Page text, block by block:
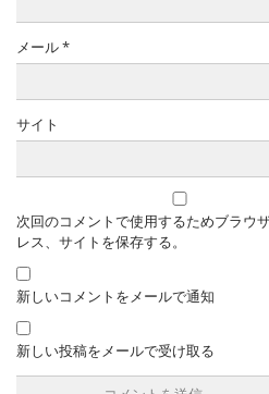
メール*
サイト
次回のコメントで使用するためブラウ
レス、サイトを保存する。
新しいコメントをメールで通知
新しい投稿をメールで受け取る